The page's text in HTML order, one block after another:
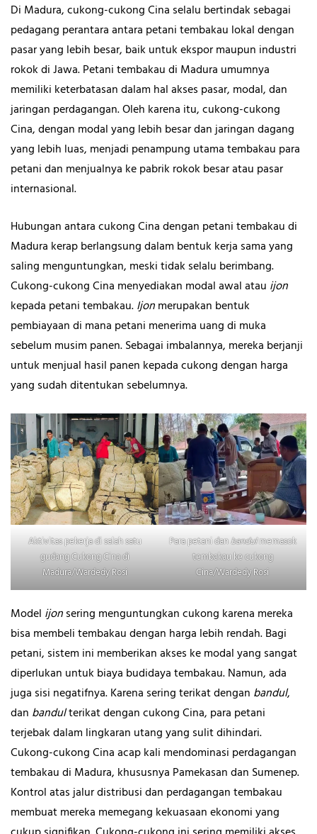
Di Madura, cukong-cukong Cina selalu bertindak sebagai
pedagang perantara antara petani tembakau lokal dengan
pasar yang lebih besar, baik untuk ekspor maupun industri
rokok di Jawa. Petani tembakau di Madura umumnya
memiliki keterbatasan dalam hal akses pasar, modal, dan
jaringan perdagangan. Oleh karena itu, cukong-cukong
Cina, dengan modal yang lebih besar dan jaringan dagang
yang lebih luas, menjadi penampung utama tembakau para
petani dan menjualnya ke pabrik rokok besar atau pasar
internasional.
Hubungan antara cukong Cina dengan petani tembakau di
Madura kerap berlangsung dalam bentuk kerja sama yang
saling menguntungkan, meski tidak selalu berimbang.
Cukong-cukong Cina menyediakan modal awal atau ijon
kepada petani tembakau.Ijonmerupakan bentuk
pembiayaan di mana petani menerima uang di muka
sebelum musim panen. Sebagai imbalannya, mereka berjanji
untuk menjual hasil panen kepada cukong dengan harga
yang sudah ditentukan sebelumnya.
Aktivitas pekerja di salah satu
gudang Cukong Cina di
Madura/Wardedy Rosi
Para petani danbandulmemasok
tembakau ke cukong
Cina/Wardedy Rosi
Model ijonsering menguntungkan cukong karena mereka
bisa membeli tembakau dengan harga lebih rendah. Bagi
petani, sistem ini memberikan akses ke modal yang sangat
diperlukan untuk biaya budidaya tembakau. Namun, ada
juga sisi negatifnya. Karena sering terikat dengan bandul,
dan bandulterikat dengan cukong Cina, para petani
terjebak dalam lingkaran utang yang sulit dihindari.
Cukong-cukong Cina acap kali mendominasi perdagangan
tembakau di Madura, khususnya Pamekasan dan Sumenep.
Kontrol atas jalur distribusi dan perdagangan tembakau
membuat mereka memegang kekuasaan ekonomi yang